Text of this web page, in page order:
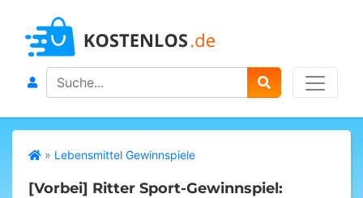
Search
» Lebensmittel Gewinnspiele
[Vorbei] Ritter Sport-Gewinnspiel: